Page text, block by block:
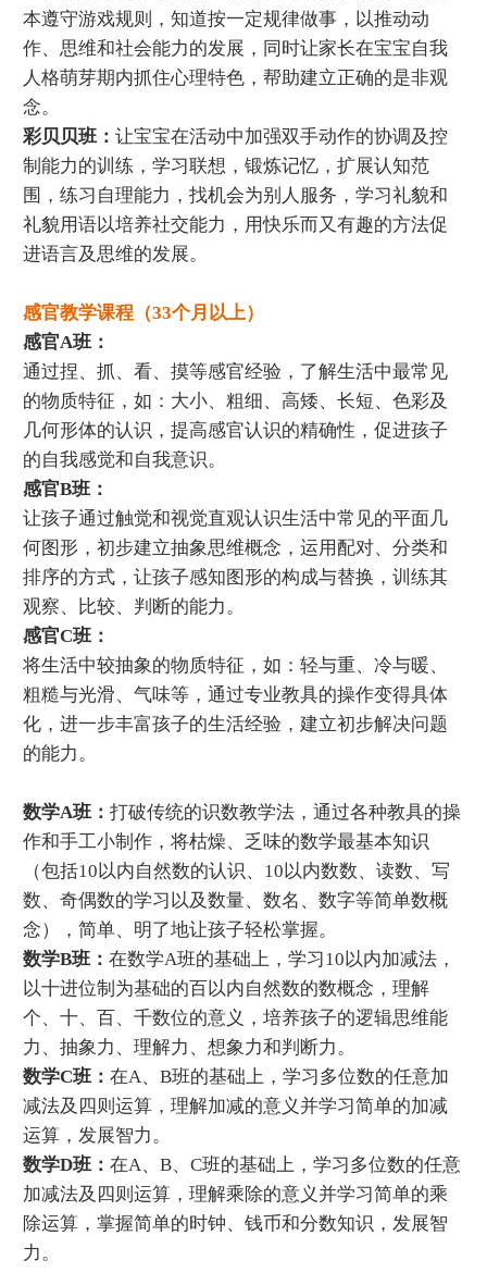
本遵守游戏规则，知道按一定规律做事，以推动动
作、思维和社会能力的发展，同时让家长在宝宝自我
人格萌芽期内抓住心理特色，帮助建立正确的是非观
念。
彩贝贝班： 让宝宝在活动中加强双手动作的协调及控
制能力的训练，学习联想，锻炼记忆，扩展认知范
围，练习自理能力，找机会为别人服务，学习礼貌和
礼貌用语以培养社交能力，用快乐而又有趣的方法促
进语言及思维的发展。
感官教学课程（33个月以上）
感官A班：
通过捏、抓、看、摸等感官经验，了解生活中最常见
的物质特征，如：大小、粗细、高矮、长短、色彩及
几何形体的认识，提高感官认识的精确性，促进孩子
的自我感觉和自我意识。
感官B班：
让孩子通过触觉和视觉直观认识生活中常见的平面几
何图形，初步建立抽象思维概念，运用配对、分类和
排序的方式，让孩子感知图形的构成与替换，训练其
观察、比较、判断的能力。
感官C班：
将生活中较抽象的物质特征，如：轻与重、冷与暖、
粗糙与光滑、气味等，通过专业教具的操作变得具体
化，进一步丰富孩子的生活经验，建立初步解决问题
的能力。
数学A班： 打破传统的识数教学法，通过各种教具的操
作和手工小制作，将枯燥、乏味的数学最基本知识
（包括10以内自然数的认识、10以内数数、读数、写
数、奇偶数的学习以及数量、数名、数字等简单数概
念），简单、明了地让孩子轻松掌握。
数学B班： 在数学A班的基础上，学习10以内加减法，
以十进位制为基础的百以内自然数的数概念，理解
个、十、百、千数位的意义，培养孩子的逻辑思维能
力、抽象力、理解力、想象力和判断力。
数学C班： 在A、B班的基础上，学习多位数的任意加
减法及四则运算，理解加减的意义并学习简单的加减
运算，发展智力。
数学D班： 在A、B、C班的基础上，学习多位数的任意
加减法及四则运算，理解乘除的意义并学习简单的乘
除运算，掌握简单的时钟、钱币和分数知识，发展智
力。